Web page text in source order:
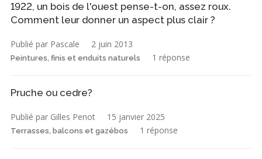
1922, un bois de l'ouest pense-t-on, assez roux.
Comment leur donner un aspect plus clair ?
Publié par Pascale 2 juin 2013
Peintures, finis et enduits naturels 1 réponse
Pruche ou cedre?
Publié par Gilles Penot 15 janvier 2025
Terrasses, balcons et gazébos 1 réponse